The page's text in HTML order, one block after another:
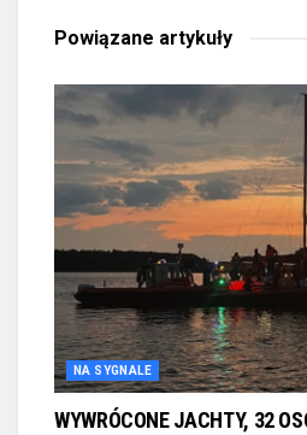
Powiązane artykuły
NA SYGNALE
WYWRÓCONE JACHTY, 32